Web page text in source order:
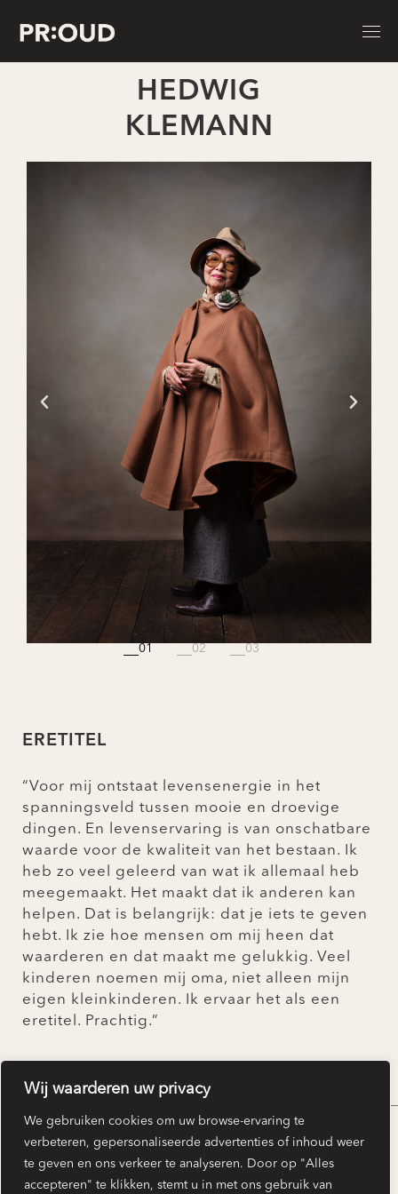
Wij waarderen uw privacy
We gebruiken cookies om uw browse-ervaring te
verbeteren, gepersonaliseerde advertenties of inhoud weer
te geven en ons verkeer te analyseren. Door op "Alles
accepteren" te klikken, stemt u in met ons gebruik van
HEDWIG
KLEMANN
ERETITEL
“Voor mij ontstaat levensenergie in het
spanningsveld tussen mooie en droevige
dingen. En levenservaring is van onschatbare
waarde voor de kwaliteit van het bestaan. Ik
heb zo veel geleerd van wat ik allemaal heb
meegemaakt. Het maakt dat ik anderen kan
helpen. Dat is belangrijk: dat je iets te geven
hebt. Ik zie hoe mensen om mij heen dat
waarderen en dat maakt me gelukkig. Veel
kinderen noemen mij oma, niet alleen mijn
eigen kleinkinderen. Ik ervaar het als een
eretitel. Prachtig.”
TERUG NAAR OVERZICHT